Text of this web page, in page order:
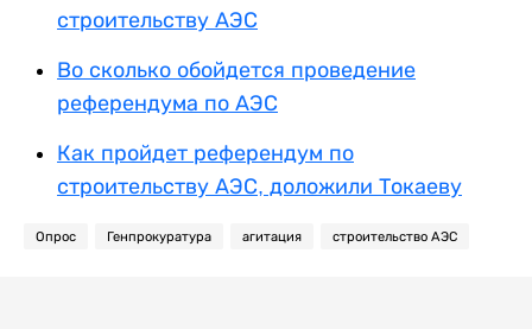
строительству АЭС
Во сколько обойдется проведение
референдума по АЭС
Как пройдет референдум по
строительству АЭС, доложили Токаеву
Опрос Генпрокуратура агитация строительство АЭС